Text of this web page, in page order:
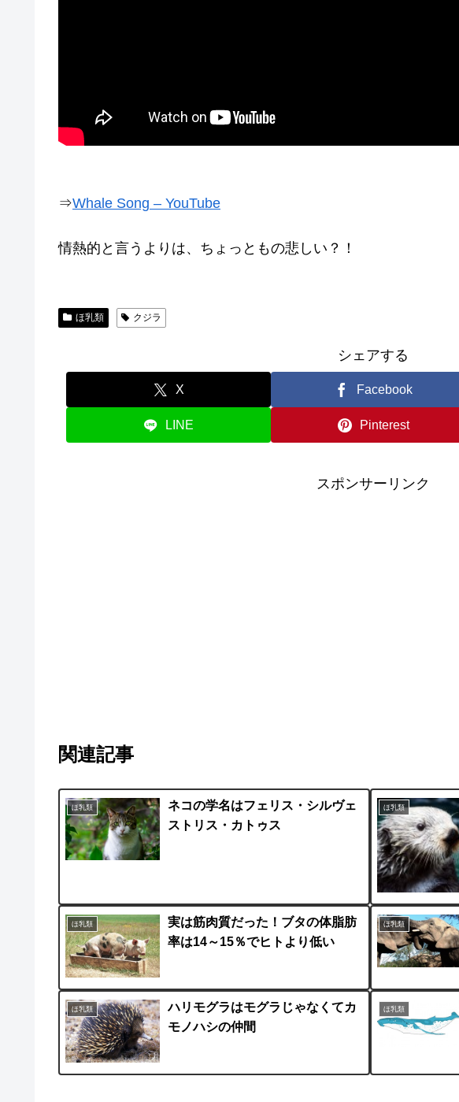
⇒Whale Song – YouTube
情熱的と言うよりは、ちょっともの悲しい？！
ほ乳類 クジラ
シェアする
X Facebook
LINE Pinterest
スポンサーリンク
関連記事
ほ乳類
ネコの学名はフェリス・シルヴェ
ストリス・カトゥス
ほ乳類
ほ乳類
実は筋肉質だった！ブタの体脂肪
率は14～15％でヒトより低い
ほ乳類
ほ乳類
ハリモグラはモグラじゃなくてカ
モノハシの仲間
ほ乳類